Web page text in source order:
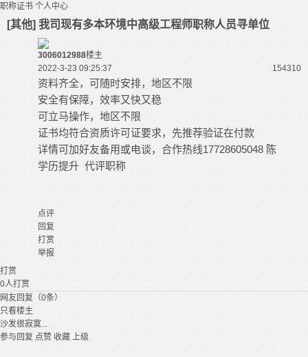
职称证书 个人中心
[其他] 我司现有多本环境中高级工程师职称人员寻单位
3006012988楼主
2022-3-23 09:25:37
154310
资料齐全，可随时安排，地区不限
安全有保障，效率又快又稳
可立马操作，地区不限
证书均符合资质许可证要求，先推荐验证在付款
详情可加好友备用或电谈，合作热线17728605048 陈
学历提升 代评职称
点评
回复
打赏
举报
打赏
0人打赏
网友回复（0条）
只看楼主
沙发很寂寞...
参与回复 点赞 收藏 上级